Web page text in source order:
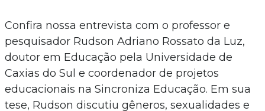
Confira nossa entrevista com o professor e
pesquisador Rudson Adriano Rossato da Luz,
doutor em Educação pela Universidade de
Caxias do Sul e coordenador de projetos
educacionais na Sincroniza Educação. Em sua
tese, Rudson discutiu gêneros, sexualidades e